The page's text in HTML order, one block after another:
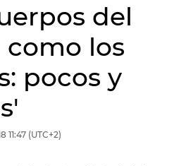
del
como los
pocos y
11:47 (UTC+2)